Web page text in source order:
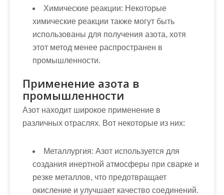
Химические реакции: Некоторые
химические реакции также могут быть
использованы для получения азота, хотя
этот метод менее распространен в
промышленности.
Применение азота в
промышленности
Азот находит широкое применение в
различных отраслях. Вот некоторые из них:
Металлургия: Азот используется для
создания инертной атмосферы при сварке и
резке металлов, что предотвращает
окисление и улучшает качество соединений.